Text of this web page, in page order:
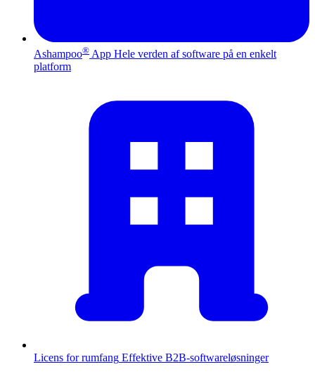
Ashampoo® App Hele verden af software på en enkelt
platform
Licens for rumfang Effektive B2B-softwareløsninger